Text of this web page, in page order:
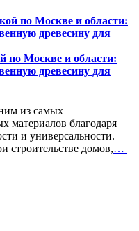
по Москве и области:
древесину для
из самых
материалов благодаря
и универсальности.
домов,…